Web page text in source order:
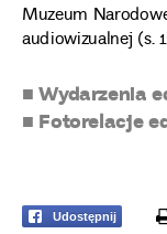
Muzeum
audiowizualnej (s.
■ Wydarzenia
■ Fotorelacje
Udostępnij